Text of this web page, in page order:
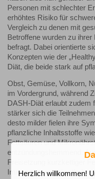
Personen mit schlechter
erhöhtes Risiko für
Vergleich zu denen mit
Betroffene wurden zu
befragt. Dabei orientierte
Konzepten wie der
Diät, die beide stark auf
Obst, Gemüse, Vollkorn,
im Vordergrund, während
DASH-Diät erlaubt zudem
stärker sich die
desto milder fielen ihre
pflanzliche Inhaltsstoffe
Fettsäuren und
entzündungshemmend.
Freisetzung kurzkettiger
Immunsystem günstig
Herzlich willkommen!